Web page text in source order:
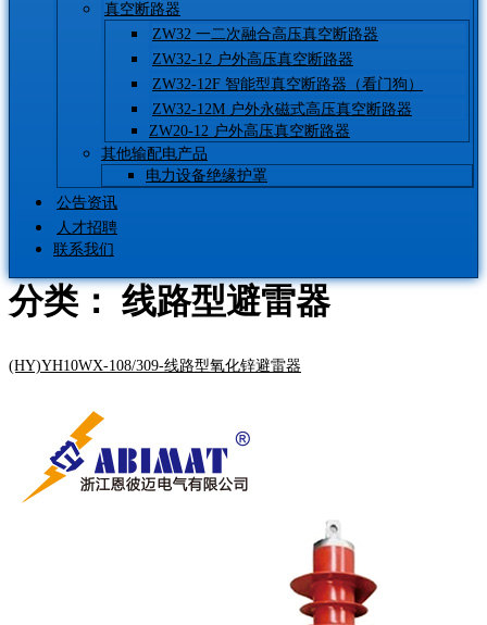
真空断路器
ZW32 一二次融合高压真空断路器
ZW32-12 户外高压真空断路器
ZW32-12F 智能型真空断路器（看门狗）
ZW32-12M 户外永磁式高压真空断路器
ZW20-12 户外高压真空断路器
其他输配电产品
电力设备绝缘护罩
公告资讯
人才招聘
联系我们
分类： 线路型避雷器
(HY)YH10WX-108/309-线路型氧化锌避雷器